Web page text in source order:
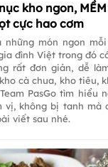
kho ngon,
cực hao cơm
những món ngon
đình Việt trong đó
rất đơn giản, dễ
cà chua, kho tiêu,
PasGo tìm hiểu
vị, không bị tanh mà
viết sau nhé.